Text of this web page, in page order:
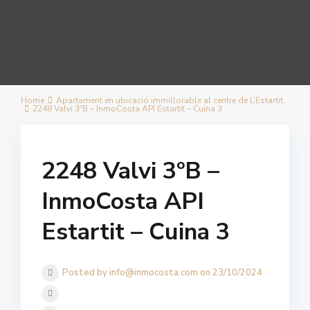
Home Apartament en ubicació immillorable al centre de L’Estartit.
2248 Valvi 3ºB – InmoCosta API Estartit – Cuina 3
2248 Valvi 3ºB –
InmoCosta API
Estartit – Cuina 3
Posted by info@inmocosta.com on 23/10/2024